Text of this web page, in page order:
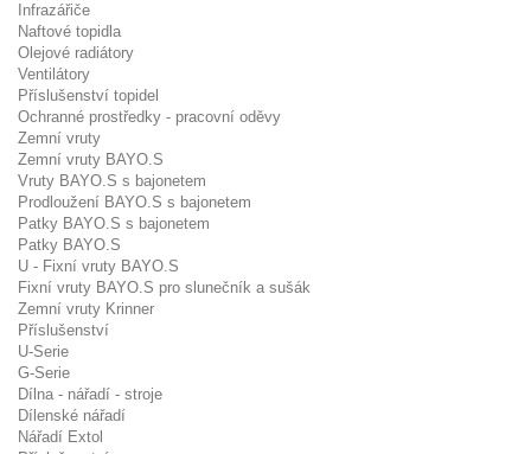
Infrazářiče
Naftové topidla
Olejové radiátory
Ventilátory
Příslušenství topidel
Ochranné prostředky - pracovní oděvy
Zemní vruty
Zemní vruty BAYO.S
Vruty BAYO.S s bajonetem
Prodloužení BAYO.S s bajonetem
Patky BAYO.S s bajonetem
Patky BAYO.S
U - Fixní vruty BAYO.S
Fixní vruty BAYO.S pro slunečník a sušák
Zemní vruty Krinner
Příslušenství
U-Serie
G-Serie
Dílna - nářadí - stroje
Dílenské nářadí
Nářadí Extol